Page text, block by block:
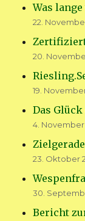
Was
22.
20.
19.
Das
4.
23. Oktober
30.
Bericht